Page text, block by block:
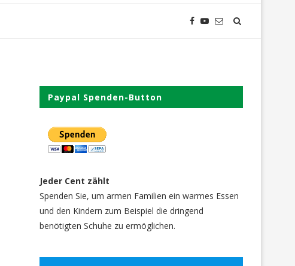
Paypal Spenden-Button
Jeder Cent zählt
Spenden Sie, um armen Familien ein warmes Essen
und den Kindern zum Beispiel die dringend
benötigten Schuhe zu ermöglichen.